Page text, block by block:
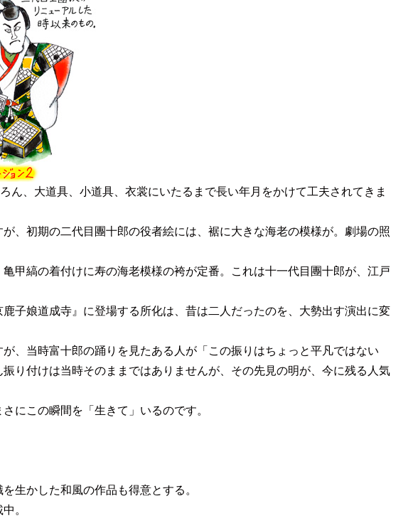
、大道具、小道具、衣裳にいたるまで長い年月をかけて工夫されてきま
、初期の二代目團十郎の役者絵には、裾に大きな海老の模様が。劇場の照
甲縞の着付けに寿の海老模様の袴が定番。これは十一代目團十郎が、江戸
子娘道成寺』に登場する所化は、昔は二人だったのを、大勢出す演出に変
、当時富十郎の踊りを見たある人が「この振りはちょっと平凡ではない
り付けは当時そのままではありませんが、その先見の明が、今に残る人気
にこの瞬間を「生きて」いるのです。
生かした和風の作品も得意とする。
。